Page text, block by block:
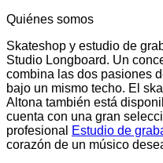
Quiénes somos
Skateshop y estudio de
Studio Longboard. Un
combina las dos pasiones
bajo un mismo techo. El
Altona también está
cuenta con una gran
profesional
Estudio de
corazón de un músico